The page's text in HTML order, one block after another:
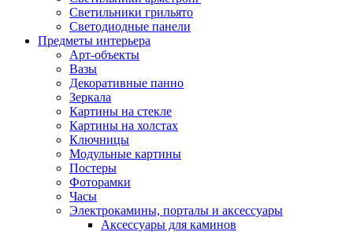
Светильники грильято
Светодиодные панели
Предметы интерьера
Арт-объекты
Вазы
Декоративные панно
Зеркала
Картины на стекле
Картины на холстах
Ключницы
Модульные картины
Постеры
Фоторамки
Часы
Электрокамины, порталы и аксессуары
Аксессуары для каминов